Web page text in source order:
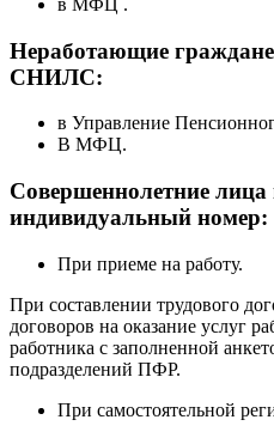
Неработающие
СНИЛС:
в Управление
В МФЦ.
Совершеннолетние лица
индивидуальный номер:
При приеме на работу.
При составлении трудового
договоров на оказание услуг
работника с заполненной
подразделений ПФР.
При самостоятельной